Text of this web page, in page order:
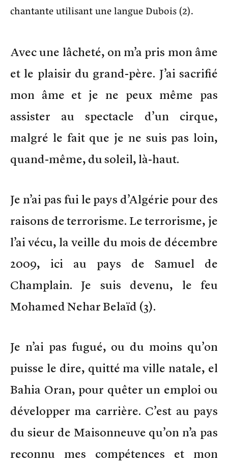
chantante utilisant une langue Dubois (2).
Avec une lâcheté, on m’a pris mon âme
et le plaisir du grand-père. J’ai sacrifié
mon âme et je ne peux même pas
assister au spectacle d’un cirque,
malgré le fait que je ne suis pas loin,
quand-même, du soleil, là-haut.
Je n’ai pas fui le pays d’Algérie pour des
raisons de terrorisme. Le terrorisme, je
l’ai vécu, la veille du mois de décembre
2009, ici au pays de Samuel de
Champlain. Je suis devenu, le feu
Mohamed Nehar Belaïd (3).
Je n’ai pas fugué, ou du moins qu’on
puisse le dire, quitté ma ville natale, el
Bahia Oran, pour quêter un emploi ou
développer ma carrière. C’est au pays
du sieur de Maisonneuve qu’on n’a pas
reconnu mes compétences et mon